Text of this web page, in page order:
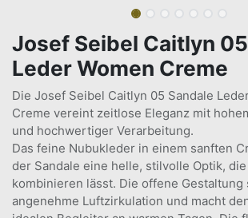
Josef Seibel Caitlyn
Leder Women Creme
Die Josef Seibel Caitlyn 05 Sandale
Creme vereint zeitlose Eleganz mit
und hochwertiger Verarbeitung.
Das feine Nubukleder in einem sanften
der Sandale eine helle, stilvolle Optik,
kombinieren lässt. Die offene
angenehme Luftzirkulation und macht